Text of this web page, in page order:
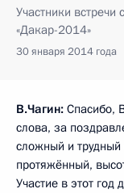
Участники
«Дакар-2014»
30 января 2014 года
В.Чагин: Спасибо,
слова, за
сложный и
протяжённый,
Участие в этот год